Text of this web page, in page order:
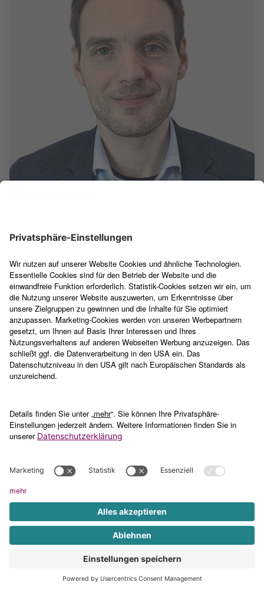
Jetzt Beratung sichern
Was Sie von unseren Anwälten
erwarten können
Ihre Situation genau kennt, kann Sie optimal
beraten. Deshalb arbeitet über MieterEngel
mit ihnen daran, Ihr Mietproblem zu lösen.
Erfahrung im Mietrecht
75% aller derzeit unter Vertrag stehenden
Partneranwälte sind Fachanwälte oder haben
einen Doktortitel. Partneranwalt bei MieterEngel
Praxiserfahrung als Rechtsanwalt im Mietrecht